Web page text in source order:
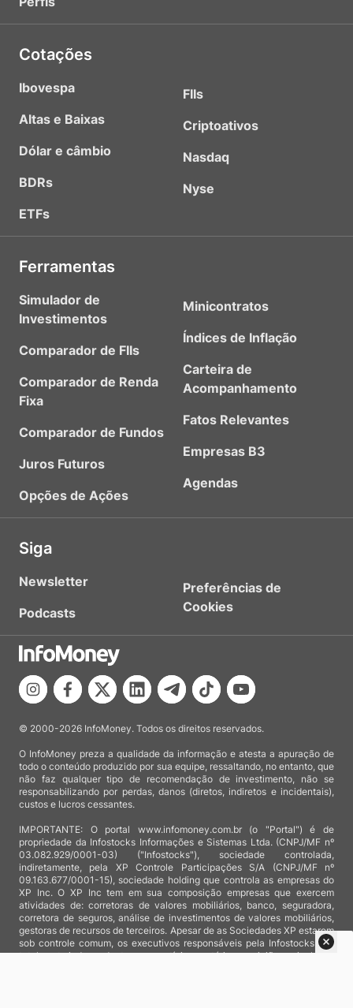
Cotações
Ibovespa
Altas e Baixas
Dólar e câmbio
BDRs
ETFs
FIIs
Criptoativos
Nasdaq
Nyse
Ferramentas
Simulador de
Investimentos
Comparador de FIIs
Comparador de Renda
Fixa
Comparador de Fundos
Juros Futuros
Opções de Ações
Minicontratos
Índices de Inflação
Carteira de
Acompanhamento
Fatos Relevantes
Empresas B3
Agendas
Siga
Newsletter
Podcasts
Preferências de
Cookies
© 2000-2026 InfoMoney. Todos os direitos reservados.
O InfoMoney preza a qualidade da informação e atesta a apuração de
todo o conteúdo produzido por sua equipe, ressaltando, no entanto, que
não faz qualquer tipo de recomendação de investimento, não se
responsabilizando por perdas, danos (diretos, indiretos e incidentais),
custos e lucros cessantes.
IMPORTANTE: O portal www.infomoney.com.br (o "Portal") é de
propriedade da Infostocks Informações e Sistemas Ltda. (CNPJ/MF nº
03.082.929/0001-03) ("Infostocks"), sociedade controlada,
indiretamente, pela XP Controle Participações S/A (CNPJ/MF nº
09.163.677/0001-15), sociedade holding que controla as empresas do
XP Inc. O XP Inc tem em sua composição empresas que exercem
atividades de: corretoras de valores mobiliários, banco, seguradora,
corretora de seguros, análise de investimentos de valores mobiliários,
gestoras de recursos de terceiros. Apesar de as Sociedades XP estarem
sob controle comum, os executivos responsáveis pela Infostocks são
totalmente independentes e as notícias, matérias e opiniões veiculadas